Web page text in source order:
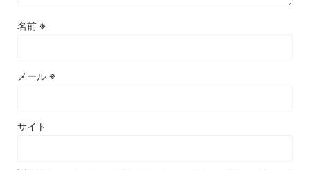
名前 ※
メール ※
サイト